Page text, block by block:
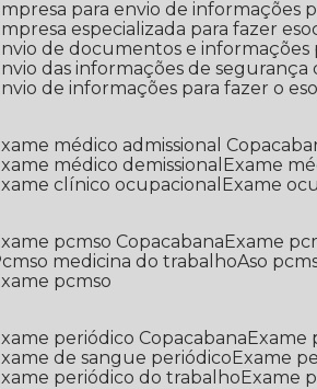
Empresa para envio de informações
Empresa especializada para fazer
Envio de documentos e informações
Envio das informações de segurança
Envio de informações para fazer o
Exame médico admissional
Exame médico demissional
Exame
Exame clínico ocupacional
Exame
Exame pcmso Copacabana
Exame
Pcmso medicina do trabalho Aso
Exame pcmso
Exame periódico Copacabana
Exame de sangue periódico
Exame
Exame periódico do trabalho
Exame